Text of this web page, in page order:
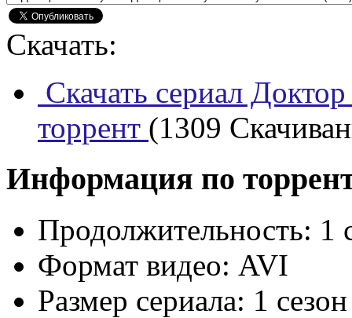
Скачать:
Скачать сериал
торрент (1309
Информация по
Продолжительность: 1
Формат видео: AVI
Размер сериала: 1